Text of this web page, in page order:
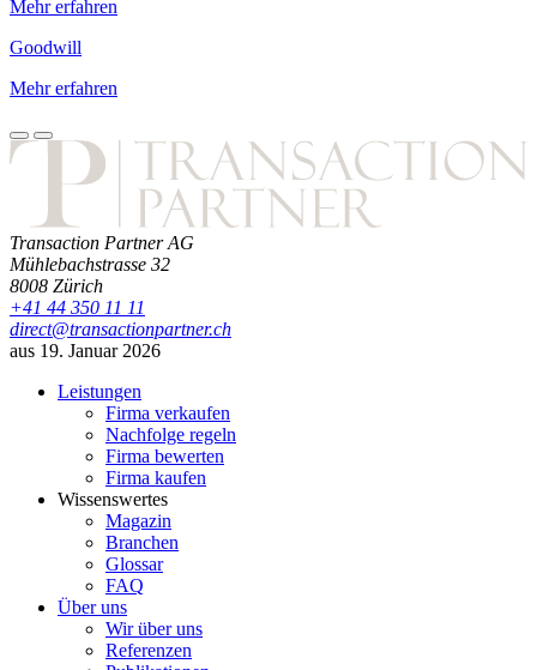
Mehr erfahren
Goodwill
Mehr erfahren
Transaction Partner AG
Mühlebachstrasse 32
8008 Zürich
+41 44 350 11 11
direct@transactionpartner.ch
aus 19. Januar 2026
Leistungen
Firma verkaufen
Nachfolge regeln
Firma bewerten
Firma kaufen
Wissenswertes
Magazin
Branchen
Glossar
FAQ
Über uns
Wir über uns
Referenzen